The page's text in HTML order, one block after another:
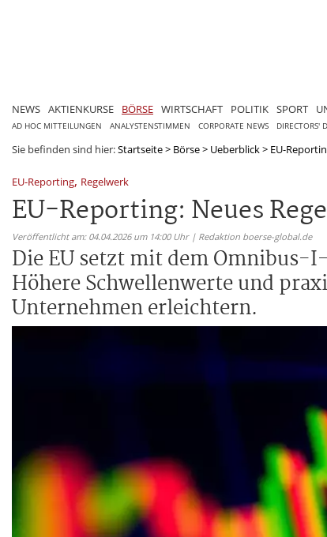
NEWS AKTIENKURSE BÖRSE WIRTSCHAFT POLITIK SPORT
AD HOC MITTEILUNGEN ANALYSTENSTIMMEN CORPORATE NEWS DIRECTORS'
Sie befinden sind hier:Startseite> Börse> Ueberblick> EU-
EU-Reporting, Regelwerk
EU-Reporting: Neues
Veröffentlicht am: 04.04.2026 um 14:00 Uhr | Redaktion boerse-global.de
Die EU setzt mit dem Omnibus-
Höhere Schwellenwerte und
Unternehmen erleichtern.